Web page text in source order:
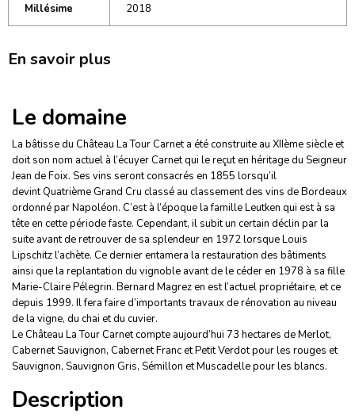
Millésime 2018
En savoir plus
Le domaine
La bâtisse du Château La Tour Carnet a été construite au XIIème siècle et
doit son nom actuel à l’écuyer Carnet qui le reçut en héritage du Seigneur
Jean de Foix. Ses vins seront consacrés en 1855 lorsqu’il
devint Quatrième Grand Cru classé au classement des vins de Bordeaux
ordonné par Napoléon. C’est à l’époque la famille Leutken qui est à sa
tête en cette période faste. Cependant, il subit un certain déclin par la
suite avant de retrouver de sa splendeur en 1972 lorsque Louis
Lipschitz l’achète. Ce dernier entamera la restauration des bâtiments
ainsi que la replantation du vignoble avant de le céder en 1978 à sa fille
Marie-Claire Pélegrin. Bernard Magrez en est l’actuel propriétaire, et ce
depuis 1999. Il fera faire d’importants travaux de rénovation au niveau
de la vigne, du chai et du cuvier.
Le Château La Tour Carnet compte aujourd’hui 73 hectares de Merlot,
Cabernet Sauvignon, Cabernet Franc et Petit Verdot pour les rouges et
Sauvignon, Sauvignon Gris, Sémillon et Muscadelle pour les blancs.
Description